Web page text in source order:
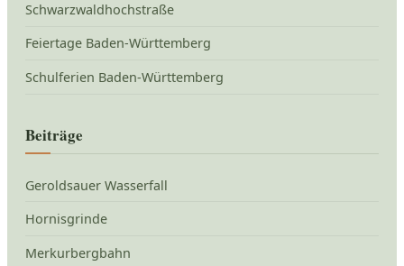
Schwarzwaldhochstraße
Feiertage Baden-Württemberg
Schulferien Baden-Württemberg
Beiträge
Geroldsauer Wasserfall
Hornisgrinde
Merkurbergbahn